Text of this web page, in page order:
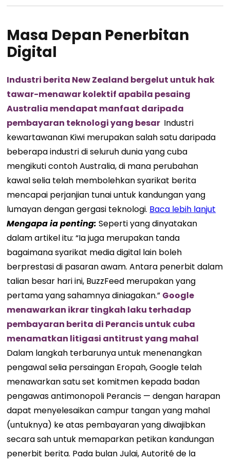
Masa Depan Penerbitan
Digital
Industri berita New Zealand bergelut untuk hak
tawar-menawar kolektif apabila pesaing
Australia mendapat manfaat daripada
pembayaran teknologi yang besar Industri
kewartawanan Kiwi merupakan salah satu daripada
beberapa industri di seluruh dunia yang cuba
mengikuti contoh Australia, di mana perubahan
kawal selia telah membolehkan syarikat berita
mencapai perjanjian tunai untuk kandungan yang
lumayan dengan gergasi teknologi. Baca lebih lanjut
Mengapa ia penting:Seperti yang dinyatakan
dalam artikel itu: “Ia juga merupakan tanda
bagaimana syarikat media digital lain boleh
berprestasi di pasaran awam. Antara penerbit dalam
talian besar hari ini, BuzzFeed merupakan yang
pertama yang sahamnya diniagakan.” Google
menawarkan ikrar tingkah laku terhadap
pembayaran berita di Perancis untuk cuba
menamatkan litigasi antitrust yang mahal
Dalam langkah terbarunya untuk menenangkan
pengawal selia persaingan Eropah, Google telah
menawarkan satu set komitmen kepada badan
pengawas antimonopoli Perancis — dengan harapan
dapat menyelesaikan campur tangan yang mahal
(untuknya) ke atas pembayaran yang diwajibkan
secara sah untuk memaparkan petikan kandungan
penerbit berita. Pada bulan Julai, Autorité de la